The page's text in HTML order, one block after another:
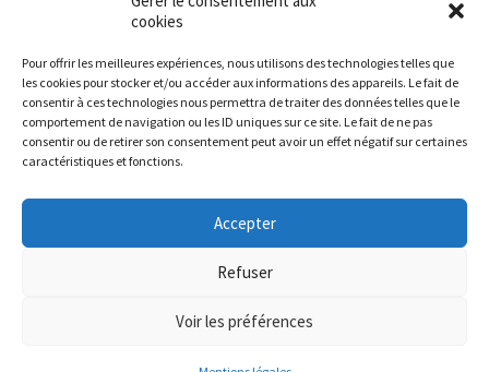
cookies
Pour offrir les meilleures expériences, nous utilisons des technologies telles que
les cookies pour stocker et/ou accéder aux informations des appareils. Le fait de
consentir à ces technologies nous permettra de traiter des données telles que le
comportement de navigation ou les ID uniques sur ce site. Le fait de ne pas
consentir ou de retirer son consentement peut avoir un effet négatif sur certaines
caractéristiques et fonctions.
Accepter
Refuser
Voir les préférences
Suivez-nous
Website :DIREXION.BE